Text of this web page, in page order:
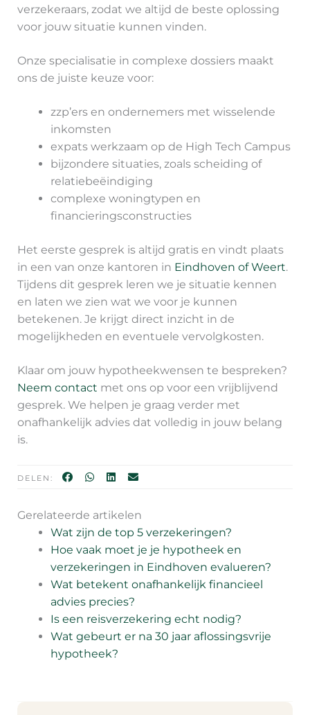
verzekeraars, zodat we altijd de beste oplossing
voor jouw situatie kunnen vinden.
Onze specialisatie in complexe dossiers maakt
ons de juiste keuze voor:
zzp’ers en ondernemers met wisselende
inkomsten
expats werkzaam op de High Tech Campus
bijzondere situaties, zoals scheiding of
relatiebeëindiging
complexe woningtypen en
financieringsconstructies
Het eerste gesprek is altijd gratis en vindt plaats
in een van onze kantoren in Eindhoven of Weert.
Tijdens dit gesprek leren we je situatie kennen
en laten we zien wat we voor je kunnen
betekenen. Je krijgt direct inzicht in de
mogelijkheden en eventuele vervolgkosten.
Klaar om jouw hypotheekwensen te bespreken?
Neem contact met ons op voor een vrijblijvend
gesprek. We helpen je graag verder met
onafhankelijk advies dat volledig in jouw belang
is.
DELEN:
Gerelateerde artikelen
Wat zijn de top 5 verzekeringen?
Hoe vaak moet je je hypotheek en
verzekeringen in Eindhoven evalueren?
Wat betekent onafhankelijk financieel
advies precies?
Is een reisverzekering echt nodig?
Wat gebeurt er na 30 jaar aflossingsvrije
hypotheek?